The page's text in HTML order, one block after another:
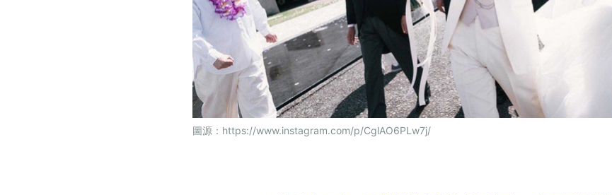
圖源： https://www.instagram.com/p/CglAO6PLw7j/